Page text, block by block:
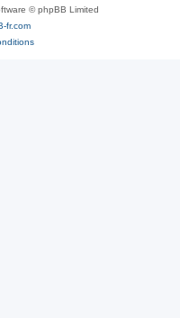
© phpBB Limited
fr.com